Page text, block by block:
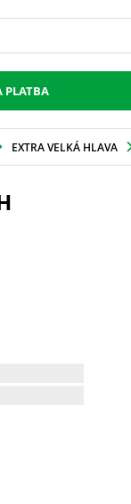
PLATBA
EXTRA VELKÁ HLAVA